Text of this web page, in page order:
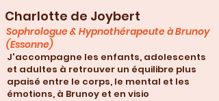
Charlotte de Joybert
Sophrologue & Hypnothérapeute à Brunoy
(Essonne)
J'accompagne les enfants, adolescents
et adultes à retrouver un équilibre plus
apaisé entre le corps, le mental et les
émotions, à Brunoy et en visio